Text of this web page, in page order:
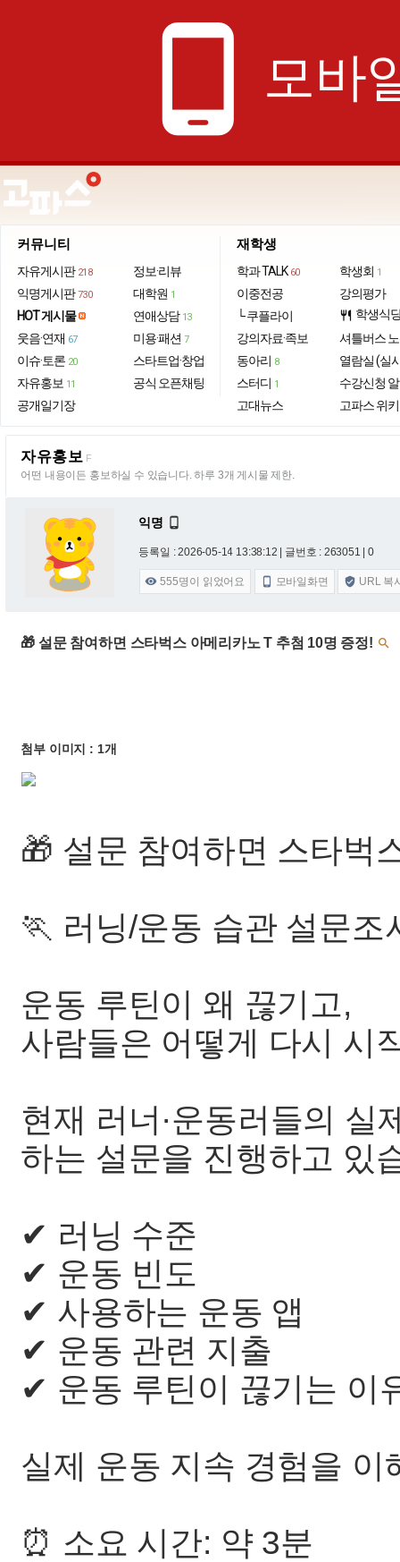
phone_android 모바
커뮤니티
자유게시판 218
익명게시판 730
HOT 게시물
웃음·연재 67
이슈·토론 20
자유홍보 11
공개일기장
정보·리뷰
대학원 1
연애상담 13
미용·패션 7
스타트업·창업
공식 오픈채팅
재학생
학과 TALK 60
이중전공
└ 쿠플라이
강의자료·족보
동아리 8
스터디 1
고대뉴스
학생회 1
강의평가
restaurant 학생식
셔틀버스
열람실 (실
수강신청
고파스 위키
자유홍보 F
어떤 내용이든 홍보하실 수 있습니다. 하루 3개 게시물 제한.
익명 
등록일 : 2026-05-14 13:38:12 | 글번호 : 263051 | 0
 555명이 읽었어요  모바일화면  URL 복
🎁 설문 참여하면 스타벅스 아메리카노 T 추첨 10명 증정! 
첨부 이미지 : 1개
🎁 설문 참여하면 스타벅
🏃 러닝/운동 습관 설문조
운동 루틴이 왜 끊기고,
사람들은 어떻게 다시 시
현재 러너·운동러들의 실
하는 설문을 진행하고 있
✔ 러닝 수준
✔ 운동 빈도
✔ 사용하는 운동 앱
✔ 운동 관련 지출
✔ 운동 루틴이 끊기는 이
실제 운동 지속 경험을
⏰ 소요 시간: 약 3분